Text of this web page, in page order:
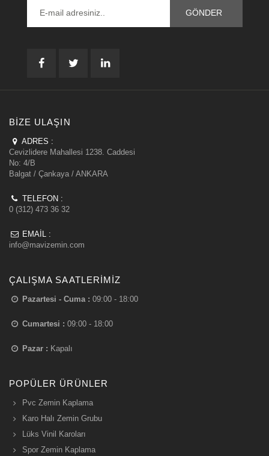
BIZE ULAŞIN
ADRES :
Cevizlidere Mahallesi 1238. Caddesi
No: 4/B
Balgat / Çankaya / ANKARA
TELEFON :
0 (312) 473 36 32
EMAIL :
info@mavizemin.com
ÇALIŞMA SAATLERIMIZ
Pazartesi - Cuma : 09:00 - 18:00
Cumartesi : 09:00 - 18:00
Pazar : Kapalı
POPÜLER ÜRÜNLER
Pvc Zemin Kaplama
Karo Halı Zemin Grubu
Lüks Vinil Karoları
Spor Zemin Kaplama